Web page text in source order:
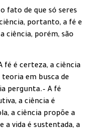
fato de que só seres
portanto, a fé e
ciência, porém, são
fé é certeza, a ciência
teoria em busca de
pergunta.– A fé
a ciência é
a ciência propõe a
a vida é sustentada, a